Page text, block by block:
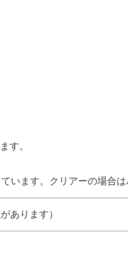
す。
ます。クリアーの場合
あります）